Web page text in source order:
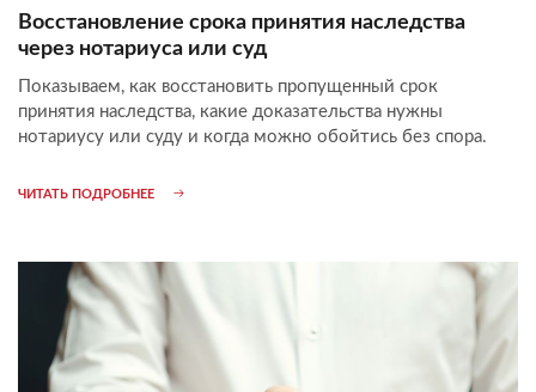
Восстановление срока принятия наследства
через нотариуса или суд
Показываем, как восстановить пропущенный срок
принятия наследства, какие доказательства нужны
нотариусу или суду и когда можно обойтись без спора.
ЧИТАТЬ ПОДРОБНЕЕ